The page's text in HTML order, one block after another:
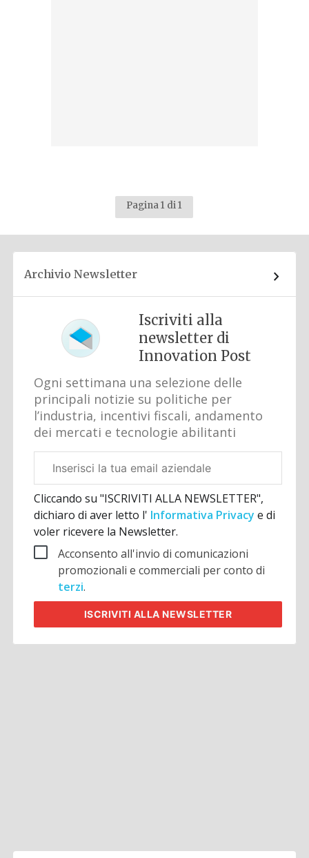
Pagina 1 di 1
Archivio Newsletter
Iscriviti alla
newsletter di
Innovation Post
Ogni settimana una selezione delle
principali notizie su politiche per
l’industria, incentivi fiscali, andamento
dei mercati e tecnologie abilitanti
aziendale
Cliccando su "ISCRIVITI ALLA NEWSLETTER",
dichiaro di aver letto l' Informativa Privacye di
voler ricevere la Newsletter.
Acconsento all'invio di comunicazioni
promozionali e commerciali per conto di
terzi.
ISCRIVITI ALLA NEWSLETTER